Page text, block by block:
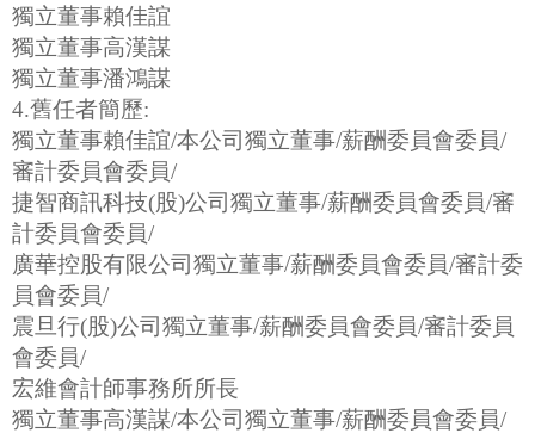
獨立董事賴佳誼
獨立董事高漢謀
獨立董事潘鴻謀
4.舊任者簡歷:
獨立董事賴佳誼/本公司獨立董事/薪酬委員會委員/
審計委員會委員/
捷智商訊科技(股)公司獨立董事/薪酬委員會委員/審
計委員會委員/
廣華控股有限公司獨立董事/薪酬委員會委員/審計委
員會委員/
震旦行(股)公司獨立董事/薪酬委員會委員/審計委員
會委員/
宏維會計師事務所所長
獨立董事高漢謀/本公司獨立董事/薪酬委員會委員/